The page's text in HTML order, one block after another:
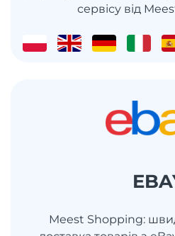
сервісу від
Meest Shopping: